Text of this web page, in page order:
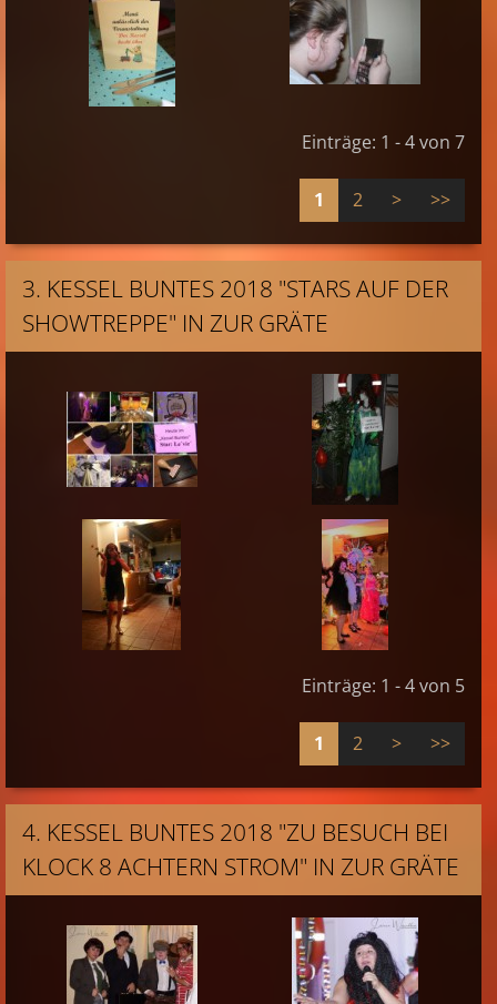
Einträge: 1 - 4 von 7
1 2 > >>
3. KESSEL BUNTES 2018 "STARS AUF DER
SHOWTREPPE" IN ZUR GRÄTE
Einträge: 1 - 4 von 5
1 2 > >>
4. KESSEL BUNTES 2018 "ZU BESUCH BEI
KLOCK 8 ACHTERN STROM" IN ZUR GRÄTE